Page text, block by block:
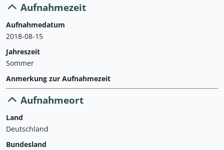
Aufnahmezeit
Aufnahmedatum
2018-08-15
Jahreszeit
Sommer
Anmerkung zur Aufnahmezeit
Aufnahmeort
Land
Deutschland
Bundesland